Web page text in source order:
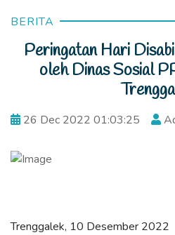
BERITA
Peringatan Hari
oleh Dinas Sosial
26 Dec 2022 01:03:25
Trenggalek, 10 Desember 2022